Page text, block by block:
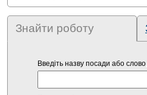
Знайти роботу
Введіть назву посади або